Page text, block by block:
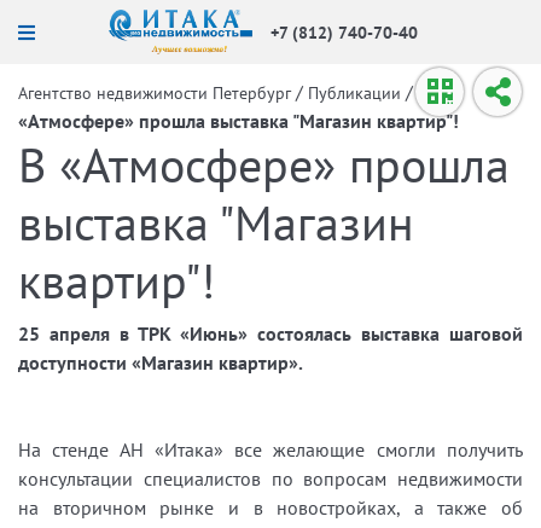
+7 (812) 740-70-40
Агентство недвижимости Петербург / Публикации / В
«Атмосфере» прошла выставка "Магазин квартир"!
В «Атмосфере» прошла
выставка "Магазин
квартир"!
25 апреля в ТРК «Июнь» состоялась выставка шаговой
доступности «Магазин квартир».
На стенде АН «Итака» все желающие смогли получить
консультации специалистов по вопросам недвижимости
на вторичном рынке и в новостройках, а также об